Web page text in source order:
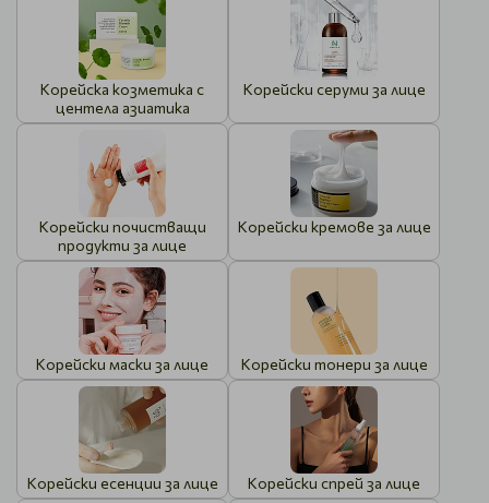
Корейска козметика с
центела азиатика
Корейски серуми за лице
Корейски почистващи
продукти за лице
Корейски кремове за лице
Корейски маски за лице Корейски тонери за лице
Корейски есенции за лице Корейски спрей за лице